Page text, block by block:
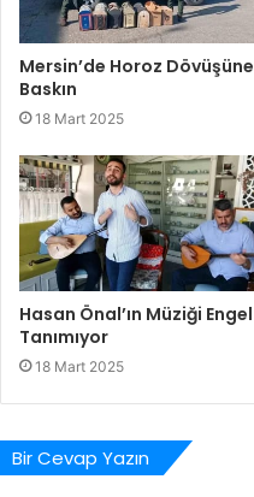
Mersin’de Horoz Dövüşüne
Baskın
18 Mart 2025
Hasan Önal’ın Müziği Engel
Tanımıyor
18 Mart 2025
Bir Cevap Yazın